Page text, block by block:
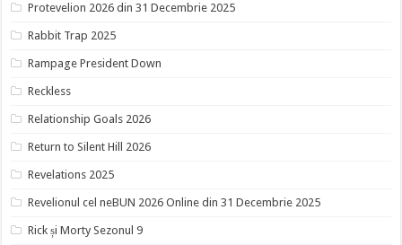
Protevelion 2026 din 31 Decembrie 2025
Rabbit Trap 2025
Rampage President Down
Reckless
Relationship Goals 2026
Return to Silent Hill 2026
Revelations 2025
Revelionul cel neBUN 2026 Online din 31 Decembrie 2025
Rick și Morty Sezonul 9